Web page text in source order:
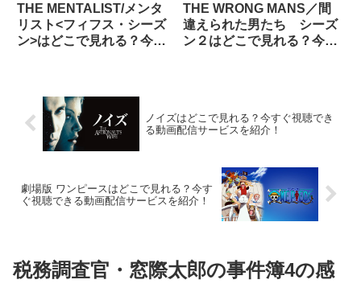
THE MENTALIST/メンタ
リスト<フィフス・シーズ
ン>はどこで見れる？今す
THE WRONG MANS／間
違えられた男たち シーズ
ン２はどこで見れる？今す
ノイズはどこで見れる？今すぐ視聴でき
る動画配信サービスを紹介！
劇場版 ワンピースはどこで見れる？今す
ぐ視聴できる動画配信サービスを紹介！
税務調査官・窓際太郎の事件簿4の感